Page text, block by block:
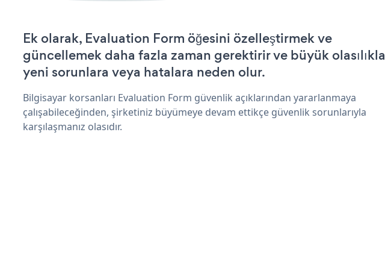
Ek olarak, Evaluation Form öğesini özelleştirmek ve
güncellemek daha fazla zaman gerektirir ve büyük olasılıkla
yeni sorunlara veya hatalara neden olur.
Bilgisayar korsanları Evaluation Form güvenlik açıklarından yararlanmaya
çalışabileceğinden, şirketiniz büyümeye devam ettikçe güvenlik sorunlarıyla
karşılaşmanız olasıdır.